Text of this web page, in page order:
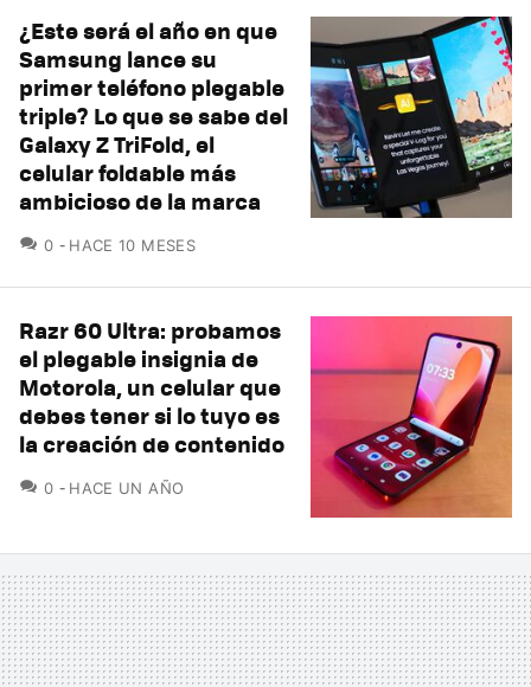
¿Este será el año en que
Samsung lance su
primer teléfono plegable
triple? Lo que se sabe del
Galaxy Z TriFold, el
celular foldable más
ambicioso de la marca
0 COMENTARIOS
HACE 10 MESES
Razr 60 Ultra: probamos
el plegable insignia de
Motorola, un celular que
debes tener si lo tuyo es
la creación de contenido
0 COMENTARIOS
HACE UN AÑO